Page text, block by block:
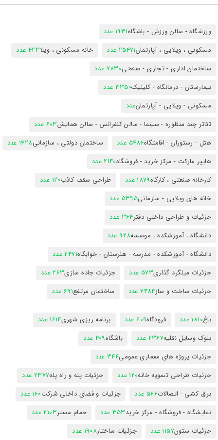
ورزشگاه - سالن ورزش - باشگاه1931 عدد
مسکونی ، ویلایی ، آپارتمان25471 عدد خانه مسکونی ، ویلا423 عدد
ساختمان اداری - تجاری - صنعتی7830 عدد
بیمارستان - درمانگاه - کلینیک3350 عدد
مسکونی - ویلایی - آپارتمانعدد
تئاتر چند منظوره - سینما - سالن کنفرانس - سالن همایش603 عدد
هتل - رستوران - اقامتگاه5486 عدد ساختمان دولتی ، سازمانی1428 عدد
هایپر مارکت - مرکز خرید - فروشگاه2140 عدد
کارخانه صنعتی ، کارگاه1879 عدد طراحی سقف کاذب120 عدد
خانه های ویلایی - سازمانی5395 عدد
جزئیات و طراحی داخلی دفتر364 عدد
دانشگاه ، آموزشکده ، موسسه928 عدد
دانشگاه - آموزشکده - مدرسه - هنرستان - خوابگاه2471 عدد
جزئیات میلگرد گذاری573 عدد جزئیات جاده سازی263 عدد
جزئیات ساخت و ساز7484 عدد ساختمان مرتفع691 عدد
باغ1810 عدد فرودگاه609 عدد برنامه ریزی شهری1614 عدد
بلوک وسایل نقلیه2367 عدد باشگاه409 عدد
جزئیات پروژه های معماری عمومی344 عدد
جزئیات طراحی تسویه خانه120 عدد جزئیات پله و راه پله2377 عدد
برق کشی - اتصالات566 عدد جزئیات و فضای داخلی شرکت160 عدد
نمایشگاه - فروشگاه - مرکز خرید353 عدد حمام مستر2103 عدد
جزئیات ستون1157 عدد جزئیات ساختار1908 عدد